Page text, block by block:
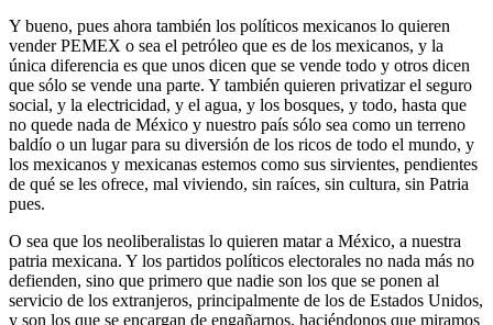
Y bueno, pues ahora también los políticos mexicanos lo quieren
vender PEMEX o sea el petróleo que es de los mexicanos, y la
única diferencia es que unos dicen que se vende todo y otros dicen
que sólo se vende una parte. Y también quieren privatizar el seguro
social, y la electricidad, y el agua, y los bosques, y todo, hasta que
no quede nada de México y nuestro país sólo sea como un terreno
baldío o un lugar para su diversión de los ricos de todo el mundo, y
los mexicanos y mexicanas estemos como sus sirvientes, pendientes
de qué se les ofrece, mal viviendo, sin raíces, sin cultura, sin Patria
pues.
O sea que los neoliberalistas lo quieren matar a México, a nuestra
patria mexicana. Y los partidos políticos electorales no nada más no
defienden, sino que primero que nadie son los que se ponen al
servicio de los extranjeros, principalmente de los de Estados Unidos,
y son los que se encargan de engañarnos, haciéndonos que miramos